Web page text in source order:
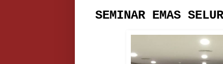
SEMINAR EMAS